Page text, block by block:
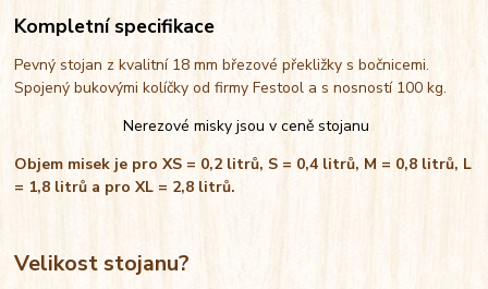
Kompletní specifikace
Pevný stojan z kvalitní 18 mm březové překližky s bočnicemi.
Spojený bukovými kolíčky od firmy Festool a s nosností 100 kg.
Nerezové misky jsou v ceně stojanu
Objem misek je pro XS = 0,2 litrů, S = 0,4 litrů, M = 0,8 litrů, L
= 1,8 litrů a pro XL = 2,8 litrů.
Velikost stojanu?